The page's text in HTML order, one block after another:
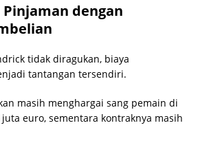
dengan
tidak diragukan, biaya
tantangan tersendiri.
masih menghargai sang pemain di
euro, sementara kontraknya masih